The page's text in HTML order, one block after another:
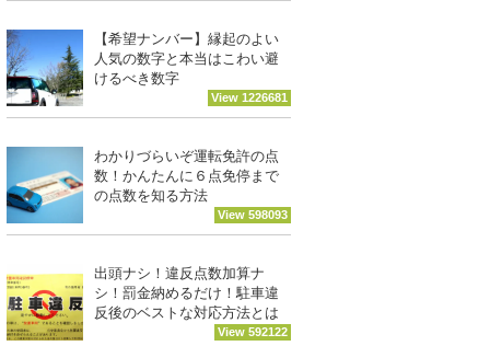
【希望ナンバー】縁起のよい
人気の数字と本当はこわい避
けるべき数字
View 1226681
わかりづらいぞ運転免許の点
数！かんたんに６点免停まで
の点数を知る方法
View 598093
出頭ナシ！違反点数加算ナ
シ！罰金納めるだけ！駐車違
反後のベストな対応方法とは
View 592122